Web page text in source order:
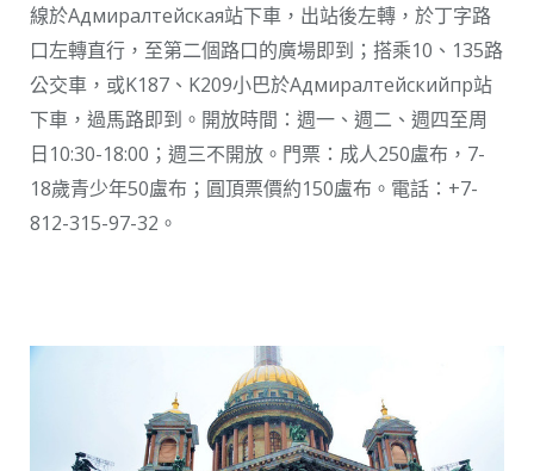
線於Адмиралтейская站下車，出站後左轉，於丁字路
口左轉直行，至第二個路口的廣場即到；搭乘10、135路
公交車，或K187、K209小巴於Адмиралтейскийпр站
下車，過馬路即到。開放時間：週一、週二、週四至周
日10:30-18:00；週三不開放。門票：成人250盧布，7-
18歲青少年50盧布；圓頂票價約150盧布。電話：+7-
812-315-97-32。